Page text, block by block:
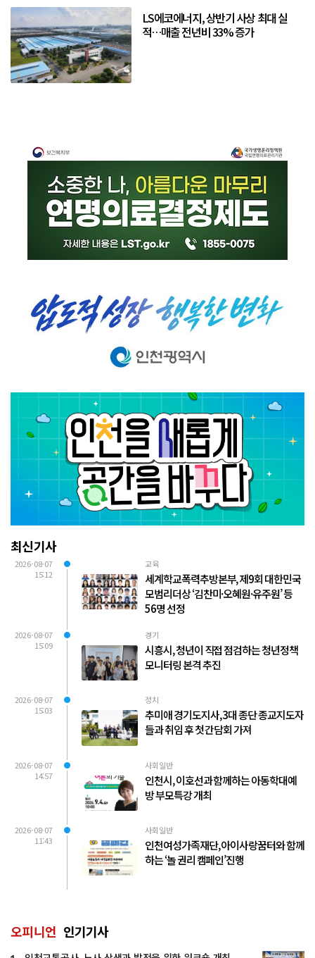
LS에코에너지, 상반기 사상 최대 실
적…매출 전년비 33% 증가
최신기사
2026-08-07
15:12
교육
세계학교폭력추방본부, 제9회 대한민국
모범리더상 ‘김찬미·오혜원·유주원’ 등
56명 선정
2026-08-07
15:09
경기
시흥시, 청년이 직접 점검하는 청년정책
모니터링 본격 추진
2026-08-07
15:03
정치
추미애 경기도지사, 3대 종단 종교지도자
들과 취임 후 첫 간담회 가져
2026-08-07
14:57
사회일반
인천시, 이호선과 함께하는 아동학대예
방 부모특강 개최
2026-08-07
11:43
사회일반
인천여성가족재단, 아이사랑꿈터와 함께
하는 ‘놀 권리 캠페인’진행
오피니언 인기기사